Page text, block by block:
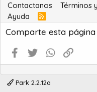
Contactanos Términos
Ayuda
R
S
S
Comparte esta página
Facebook
Twitter WhatsApp
Park 2.2.12a